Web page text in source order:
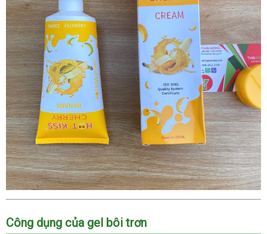
Công dụng của gel bôi trơn